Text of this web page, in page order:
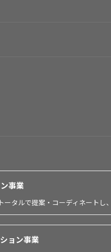
事業
ータルで提案・コーディネート
ョン事業